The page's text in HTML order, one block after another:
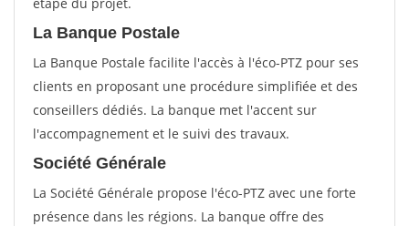
La Banque Postale
La Banque Postale facilite l'accès à l'éco-PTZ pour ses
clients en proposant une procédure simplifiée et des
conseillers dédiés. La banque met l'accent sur
l'accompagnement et le suivi des travaux.
Société Générale
La Société Générale propose l'éco-PTZ avec une forte
présence dans les régions. La banque offre des